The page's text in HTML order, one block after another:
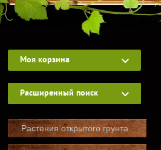
Моя корзина
Расширенный поиск
Растения открытого грунта